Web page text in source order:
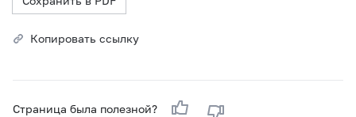
Копировать ссылку
Страница была полезной?